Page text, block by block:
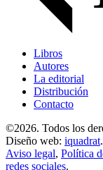
Libros
Autores
La editorial
Distribución
Contacto
©2026. Todos los
Diseño web: iquadrat.
Aviso legal, Política
redes sociales.